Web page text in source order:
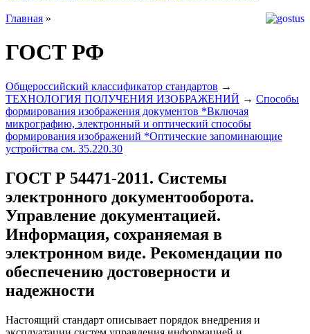
Главная »
ГОСТ РФ
Общероссийский классификатор стандартов →
ТЕХНОЛОГИЯ ПОЛУЧЕНИЯ ИЗОБРАЖЕНИЙ → Способы
формирования изображения документов *Включая
микрографию, электронный и оптический способы
формирования изображений *Оптические запоминающие
устройства см. 35.220.30
ГОСТ Р 54471-2011. Системы
электронного документооборота.
Управление документацией.
Информация, сохраняемая в
электронном виде. Рекомендации по
обеспечению достоверности и
надежности
Настоящий стандарт описывает порядок внедрения и